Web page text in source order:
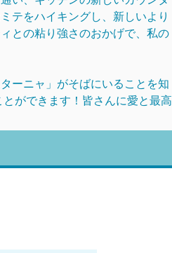
テをハイキングし、新しいより
との粘り強さのおかげで、私の
ーニャ」がそばにいることを知
ができます！皆さんに愛と最高